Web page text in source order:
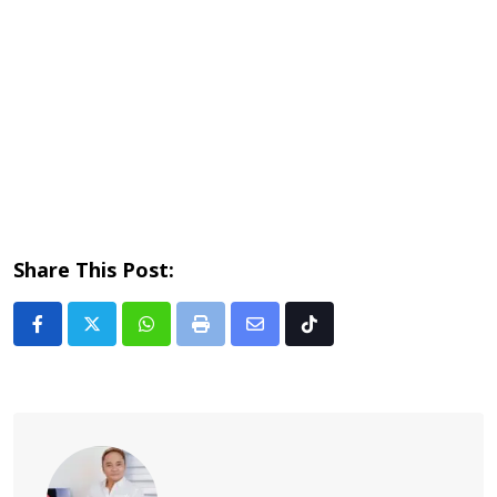
Share This Post:
Whatsapp
Print
Share Tiktok